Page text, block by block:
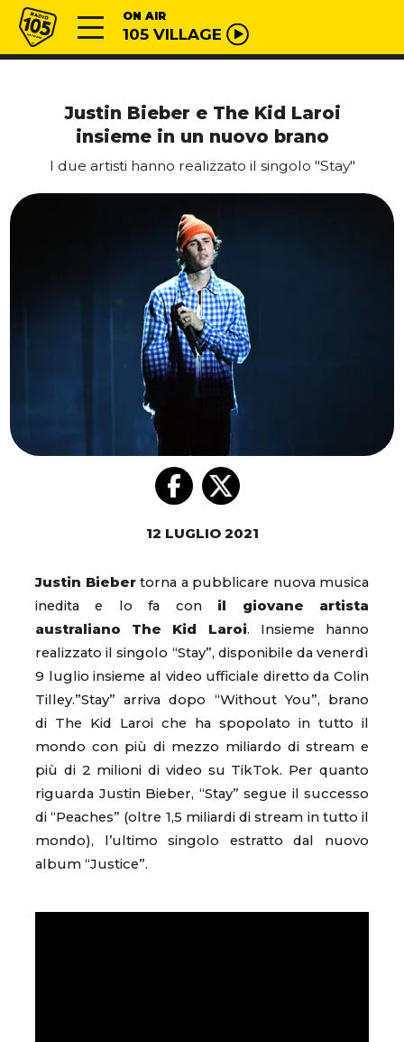
Vai al contenuto
Radio 105 ON AIR
105 VILLAGE
Justin Bieber e The Kid Laroi
insieme in un nuovo brano
I due artisti hanno realizzato il singolo "Stay"
12 LUGLIO 2021
Justin Bieber torna a pubblicare nuova musica
inedita e lo fa con il giovane artista
australiano The Kid Laroi. Insieme hanno
realizzato il singolo “Stay”, disponibile da venerdì
9 luglio insieme al video ufficiale diretto da Colin
Tilley.”Stay” arriva dopo “Without You”, brano
di The Kid Laroi che ha spopolato in tutto il
mondo con più di mezzo miliardo di stream e
più di 2 milioni di video su TikTok. Per quanto
riguarda Justin Bieber, “Stay” segue il successo
di “Peaches” (oltre 1,5 miliardi di stream in tutto il
mondo), l’ultimo singolo estratto dal nuovo
album “Justice”.